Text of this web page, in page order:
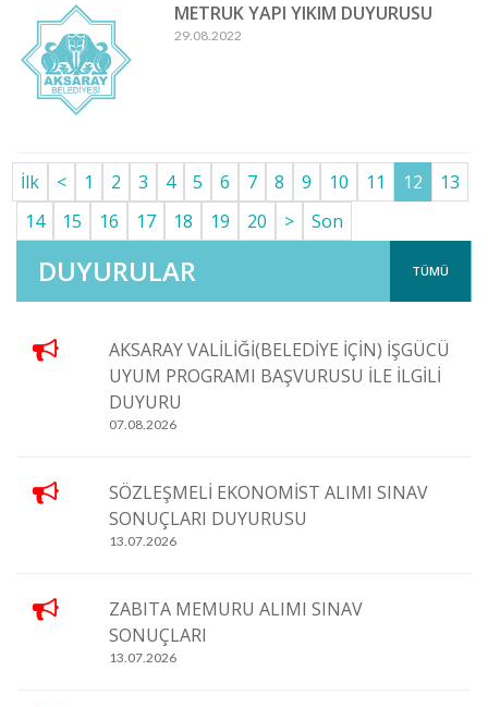
TÜMÜ
DUYURULAR
AKSARAY VALİLİĞİ(BELEDİYE İÇİN) İŞGÜCÜ
UYUM PROGRAMI BAŞVURUSU İLE İLGİLİ
DUYURU
07.08.2026
SÖZLEŞMELİ EKONOMİST ALIMI SINAV
SONUÇLARI DUYURUSU
13.07.2026
ZABITA MEMURU ALIMI SINAV
SONUÇLARI
13.07.2026
METRUK YAPI YIKIM DUYURUSU
29.08.2022
İlk < 1 2 3 4 5 6 7 8 9 10 11 12
13
14
15 16 17 18 19 20 > Son